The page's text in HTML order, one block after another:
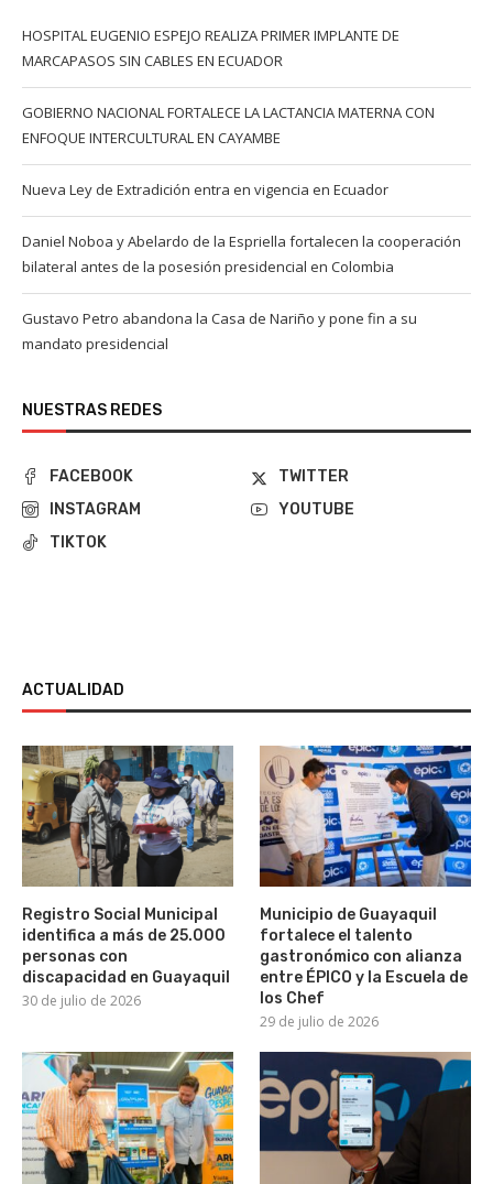
HOSPITAL EUGENIO ESPEJO REALIZA PRIMER IMPLANTE DE
MARCAPASOS SIN CABLES EN ECUADOR
GOBIERNO NACIONAL FORTALECE LA LACTANCIA MATERNA CON
ENFOQUE INTERCULTURAL EN CAYAMBE
Nueva Ley de Extradición entra en vigencia en Ecuador
Daniel Noboa y Abelardo de la Espriella fortalecen la cooperación
bilateral antes de la posesión presidencial en Colombia
Gustavo Petro abandona la Casa de Nariño y pone fin a su
mandato presidencial
NUESTRAS REDES
FACEBOOK
TWITTER
INSTAGRAM
YOUTUBE
TIKTOK
ACTUALIDAD
Registro Social Municipal
identifica a más de 25.000
personas con
discapacidad en Guayaquil
30 de julio de 2026
Municipio de Guayaquil
fortalece el talento
gastronómico con alianza
entre ÉPICO y la Escuela de
los Chef
29 de julio de 2026